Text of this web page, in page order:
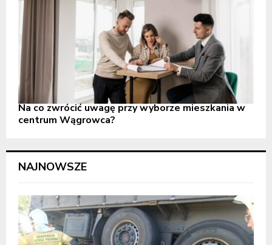
Na co zwrócić uwagę przy wyborze mieszkania w
centrum Wągrowca?
NAJNOWSZE